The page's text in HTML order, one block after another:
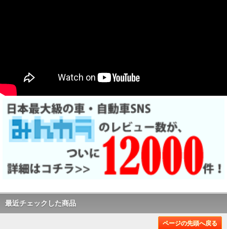
最近チェックした商品
ページの先頭へ戻る